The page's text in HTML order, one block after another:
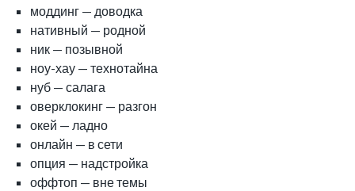
моддинг — доводка
нативный — родной
ник — позывной
ноу-хау — технотайна
нуб — салага
оверклокинг — разгон
окей — ладно
онлайн — в сети
опция — надстройка
оффтоп — вне темы